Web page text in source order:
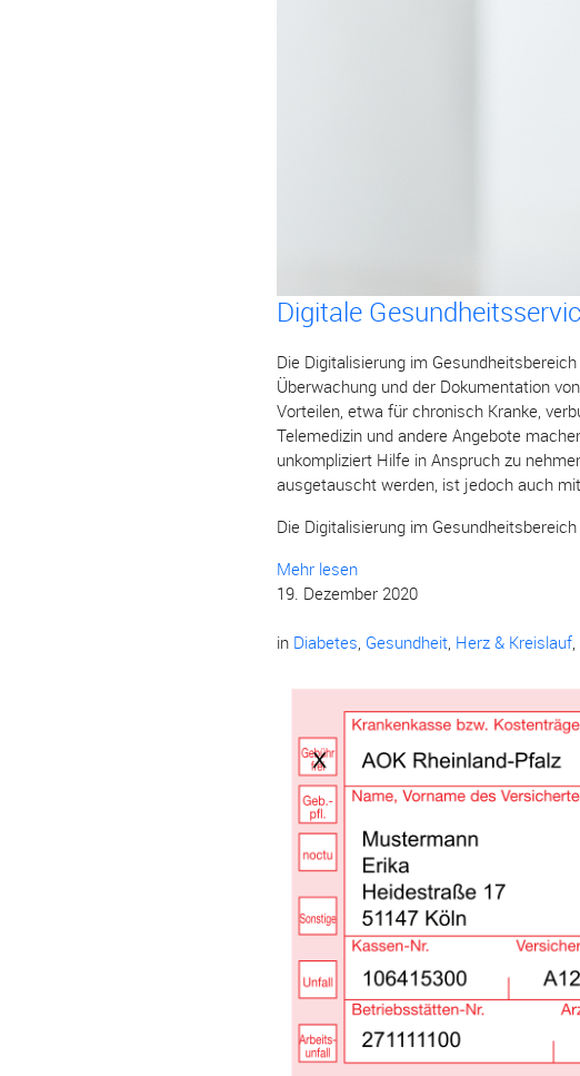
Digitale
Die Digitalisierung im
Überwachung und der Dokumentation
Vorteilen, etwa für chronisch Kranke,
Telemedizin und andere Angebote
unkompliziert Hilfe in Anspruch zu
ausgetauscht werden, ist jedoch auch
Die Digitalisierung im
Mehr lesen
19. Dezember 2020
in Diabetes, Gesundheit, Herz & Kreislauf,